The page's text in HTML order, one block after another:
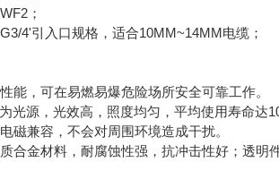
；
4'引入口规格，适合10MM~14MM电缆；
能，可在易燃易爆危险场所安全可靠工作。
光源，光效高，照度均匀，平均使用寿命达
磁兼容，不会对周围环境造成干扰。
合金材料，耐腐蚀性强，抗冲击性好；透